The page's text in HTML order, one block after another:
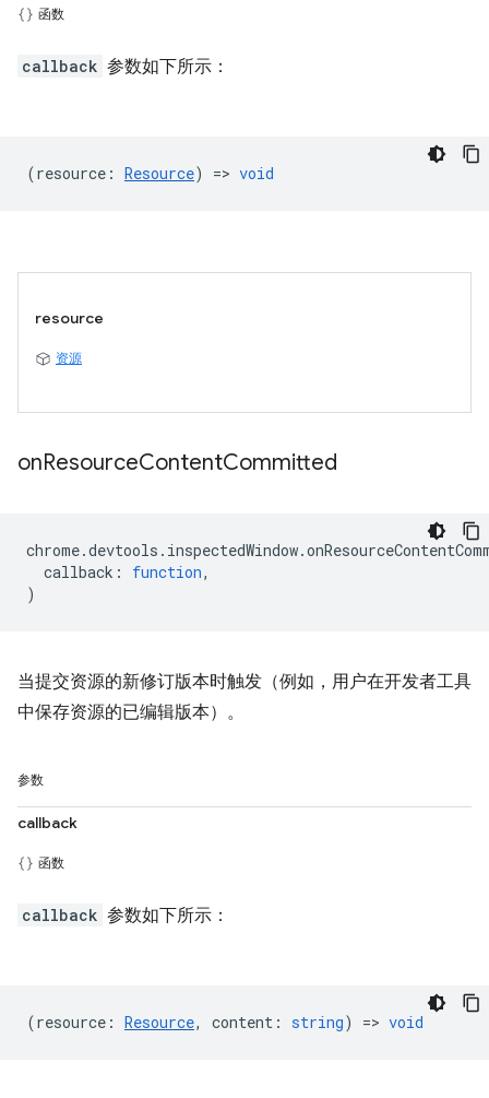
函数
callback 参数如下所示：
(resource : Resource) => void
resource
资源
onResourceContentCommitted
chrome.devtools . inspectedWindow.
callback : function,
)
当提交资源的新修订版本时触发（例如，用户在开发者工具
中保存资源的已编辑版本）。
参数
callback
函数
callback 参数如下所示：
(resource : Resource, content : string) => void